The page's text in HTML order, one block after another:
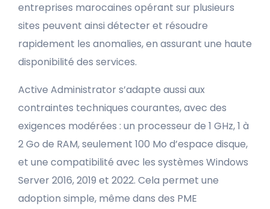
entreprises marocaines opérant sur plusieurs
sites peuvent ainsi détecter et résoudre
rapidement les anomalies, en assurant une haute
disponibilité des services.
Active Administrator s’adapte aussi aux
contraintes techniques courantes, avec des
exigences modérées : un processeur de 1 GHz, 1 à
2 Go de RAM, seulement 100 Mo d’espace disque,
et une compatibilité avec les systèmes Windows
Server 2016, 2019 et 2022. Cela permet une
adoption simple, même dans des PME